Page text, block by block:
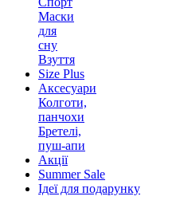
Маски
для
сну
Взуття
Size Plus
Аксесуари
Колготи,
панчохи
Бретелі,
пуш-апи
Акції
Summer Sale
Ідеї для подарунку